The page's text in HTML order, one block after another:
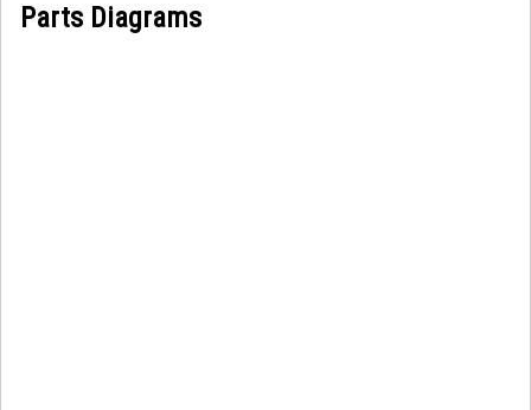
Parts Diagrams